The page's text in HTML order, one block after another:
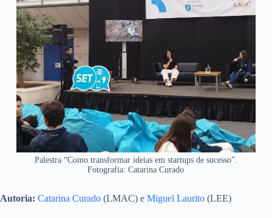
Palestra “Como transformar ideias em startups de sucesso”.
Fotografia: Catarina Curado
Autoria: Catarina Curado (LMAC) e Miguel Laurito (LEE)